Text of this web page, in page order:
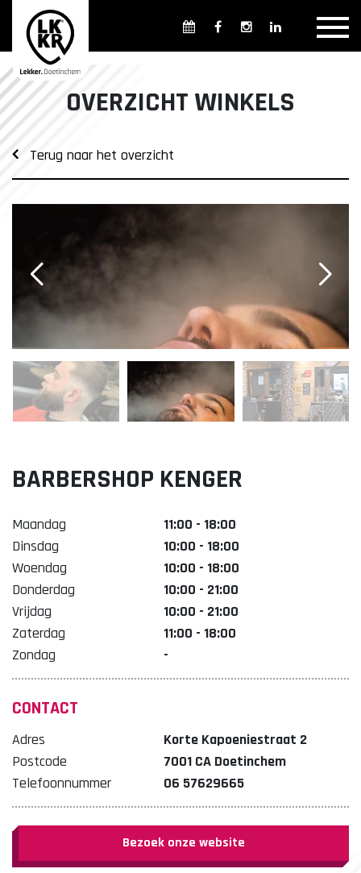
Overzicht winkels
Openingsdagen en -tijden
Weekmarkten
Overzicht Cultuur & Musea
Parkeren in Doetinchem
Gratis Shuttle
FAQ
Organisatie Binnenstadbedrijf Doetinchem
OVERZICHT WINKELS
Terug naar het overzicht
BARBERSHOP KENGER
Maandag
11:00 - 18:00
Dinsdag
10:00 - 18:00
Woendag
10:00 - 18:00
Donderdag
10:00 - 21:00
Vrijdag
10:00 - 21:00
Zaterdag
11:00 - 18:00
Zondag
-
CONTACT
Adres
Korte Kapoeniestraat 2
Postcode
7001 CA Doetinchem
Telefoonnummer
06 57629665
Bezoek onze website